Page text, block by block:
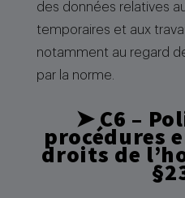
des données relatives
temporaires et aux
notamment au regard
par la norme.
➤C6 –
procédures
droits de